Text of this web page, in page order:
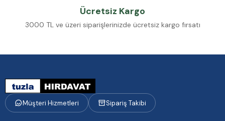
Ücretsiz Kargo
3000 TL ve üzeri siparişlerinizde ücretsiz kargo fırsatı
Müşteri Hizmetleri Sipariş Takibi